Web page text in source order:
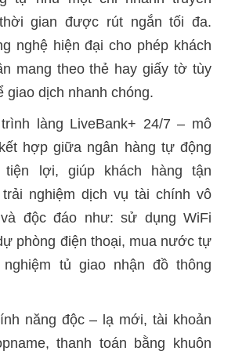
gian được rút ngắn tối đa.
nghệ hiện đại cho phép khách
mang theo thẻ hay giấy tờ tùy
giao dịch nhanh chóng.
làng LiveBank+ 24/7 – mô
hợp giữa ngân hàng tự động
lợi, giúp khách hàng tận
nghiệm dịch vụ tài chính vô
độc đáo như: sử dụng WiFi
phòng điện thoại, mua nước tự
tủ giao nhận đồ thông
năng độc – lạ mới, tài khoản
thanh toán bằng khuôn